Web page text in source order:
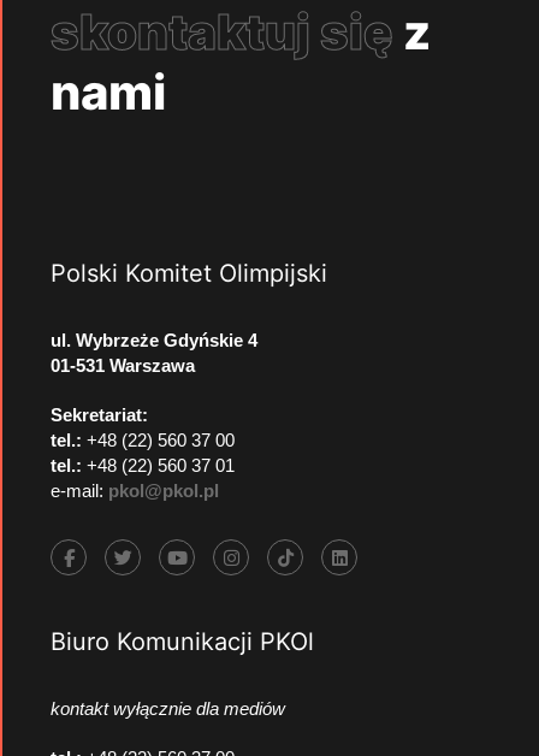
skontaktuj się z
nami
Polski Komitet Olimpijski
ul. Wybrzeże Gdyńskie 4
01-531 Warszawa
Sekretariat:
tel.: +48 (22) 560 37 00
tel.: +48 (22) 560 37 01
e-mail: pkol@pkol.pl
Biuro Komunikacji PKOl
kontakt wyłącznie dla mediów